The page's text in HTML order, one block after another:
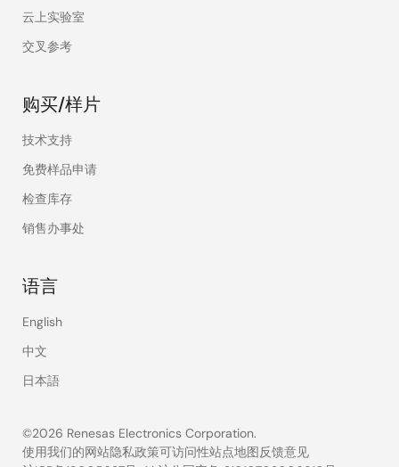
云上实验室
交叉参考
购买/样片
技术支持
免费样品申请
检查库存
销售办事处
语言
English
中文
日本語
©2026 Renesas Electronics Corporation.
使用我们的网站隐私政策可访问性站点地图反馈意见